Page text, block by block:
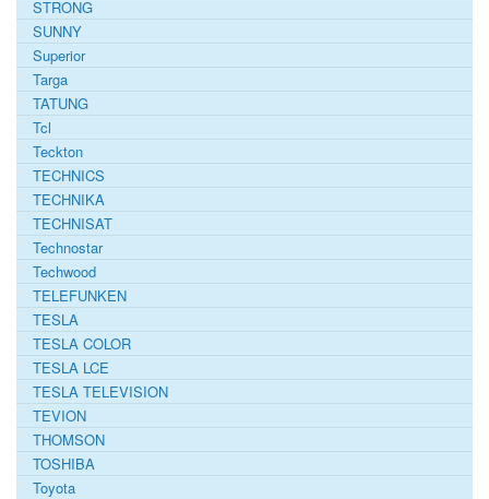
STRONG
SUNNY
Superior
Targa
TATUNG
Tcl
Teckton
TECHNICS
TECHNIKA
TECHNISAT
Technostar
Techwood
TELEFUNKEN
TESLA
TESLA COLOR
TESLA LCE
TESLA TELEVISION
TEVION
THOMSON
TOSHIBA
Toyota